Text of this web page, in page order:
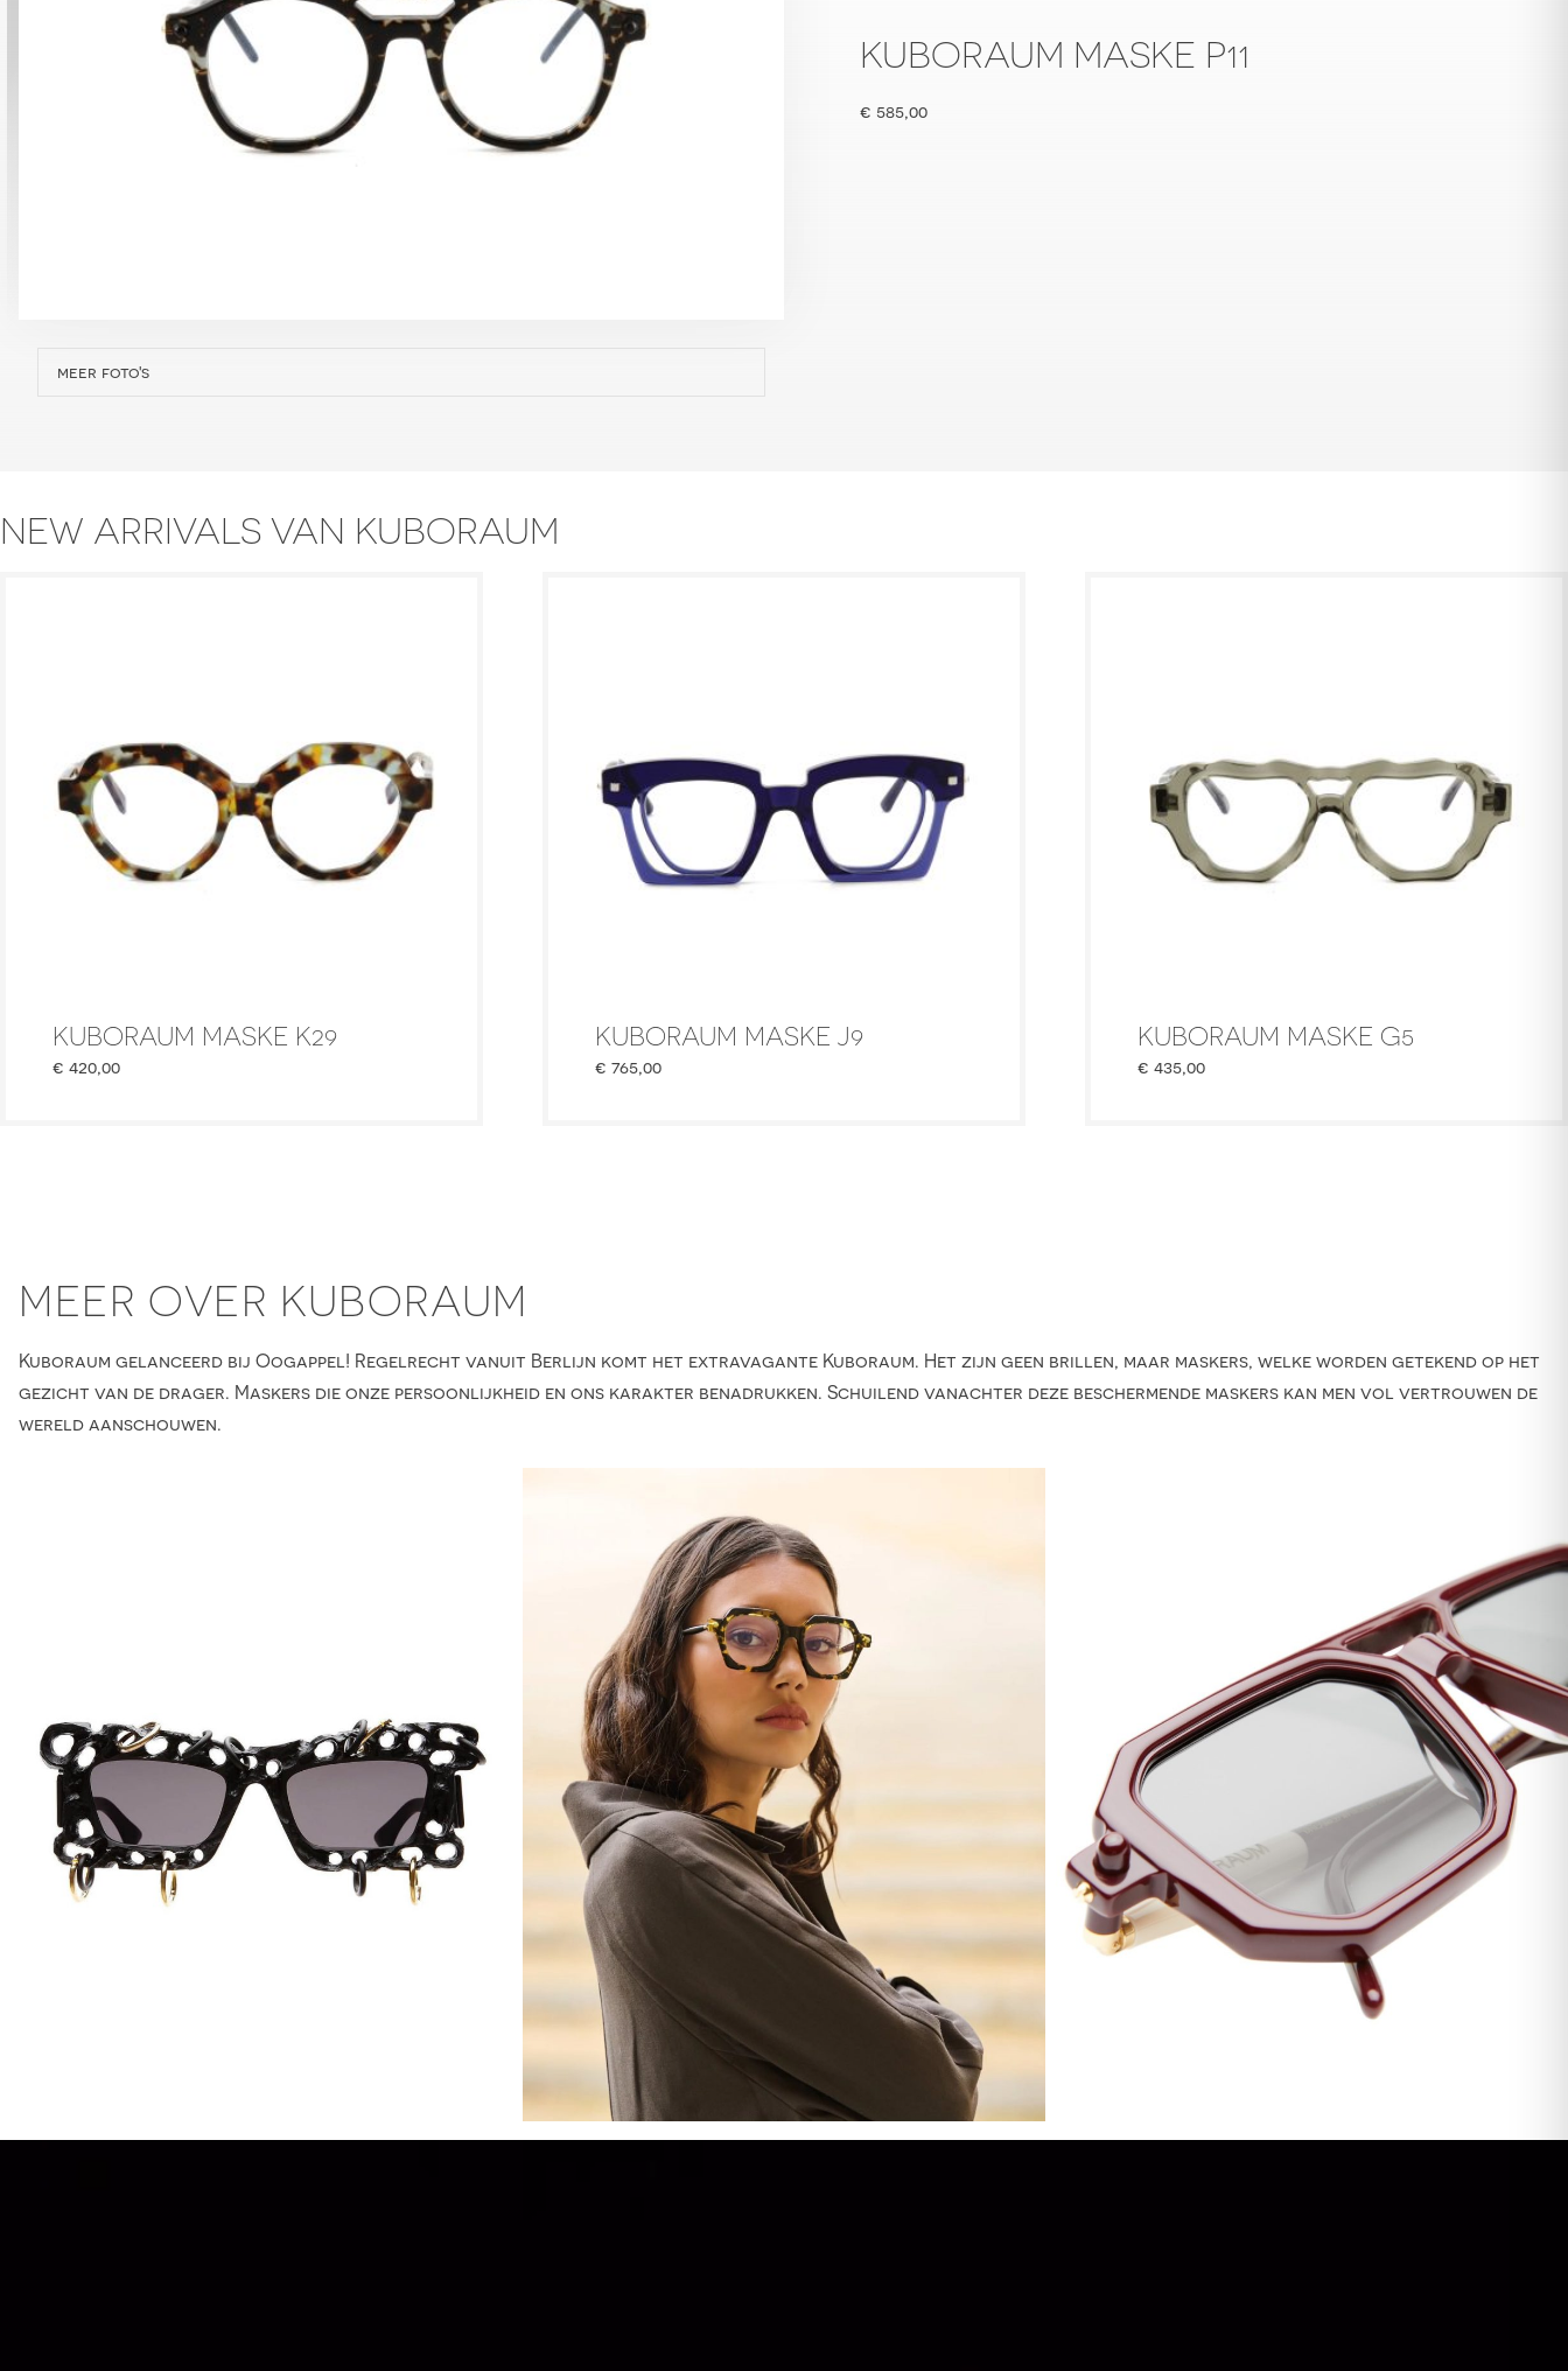
meer foto's
KUBORAUM MASKE P11
€ 585,00
NEW ARRIVALS VAN KUBORAUM
KUBORAUM MASKE K29
€ 420,00
KUBORAUM MASKE J9
€ 765,00
KUBORAUM MASKE G5
€ 435,00
MEER OVER KUBORAUM
Kuboraum gelanceerd bij Oogappel! Regelrecht vanuit Berlijn komt het extravagante Kuboraum. Het zijn geen brillen, maar maskers, welke worden getekend op het
gezicht van de drager. Maskers die onze persoonlijkheid en ons karakter benadrukken. Schuilend vanachter deze beschermende maskers kan men vol vertrouwen de
wereld aanschouwen.